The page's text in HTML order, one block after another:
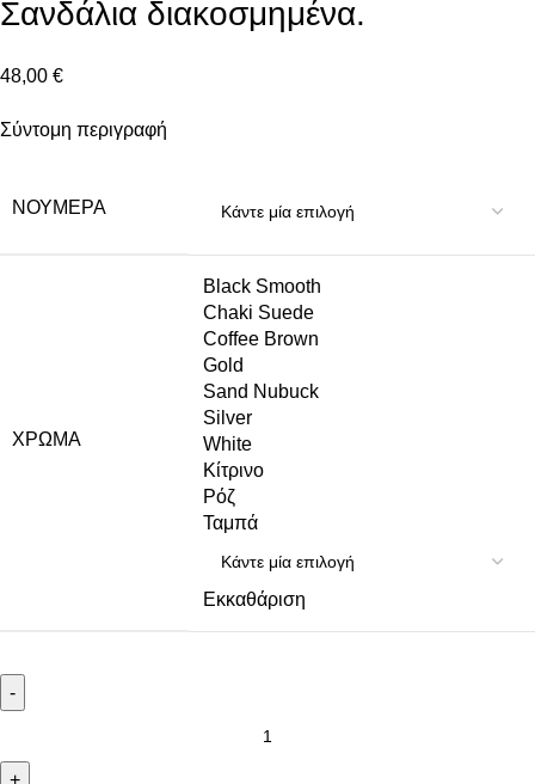
Σανδάλια διακοσμημένα.
48,00 €
Σύντομη περιγραφή
ΝΟΎΜΕΡΑ
ΧΡΏΜΑ
Black Smooth
Chaki Suede
Coffee Brown
Gold
Sand Nubuck
Silver
White
Κίτρινο
Ρόζ
Ταμπά
Εκκαθάριση